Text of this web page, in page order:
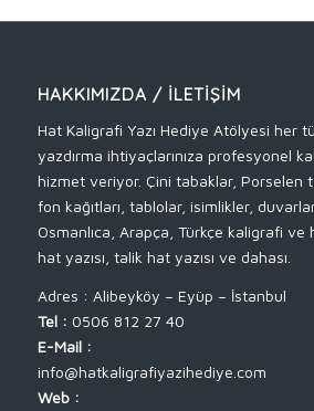
HAKKIMIZDA / İLETIŞIM
Hat Kaligrafi Yazı Hediye Atölyesi her
yazdırma ihtiyaçlarınıza profesyonel
hizmet veriyor. Çini tabaklar, Porselen
fon kağıtları, tablolar, isimlikler,
Osmanlıca, Arapça, Türkçe kaligrafi ve
hat yazısı, talik hat yazısı ve dahası.
Adres : Alibeyköy – Eyüp – İstanbul
Tel : 0506 812 27 40
E-Mail :
info@hatkaligrafiyazihediye.com
Web :